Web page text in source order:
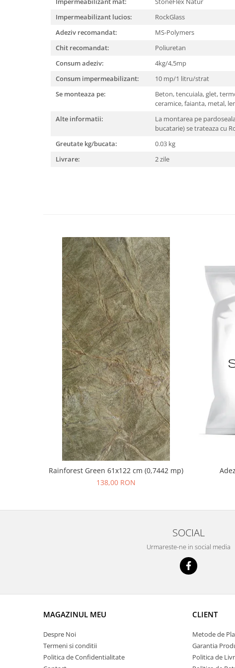
Impermeabilizant lucios:
RockGlass
Adeziv recomandat:
MS-Polymers
Chit recomandat:
Poliuretan
Consum adeziv:
4kg/4,5mp
Consum impermeabilizant:
10 mp/1 litru/strat
Se monteaza pe:
Beton, tencuiala, glet,
ceramice, faianta, metal,
Alte informatii:
La montarea pe
bucatarie) se trateaza cu
Greutate kg/bucata:
0.03 kg
Livrare:
2 zile
Rainforest Green 61x122 cm (0,7442 mp)
138,00 RON
SOCIAL
Urmareste-ne in social media
MAGAZINUL MEU
Despre Noi
Termeni si conditii
Politica de Confidentialitate
CLIENT
Metode de
Garantia
Politica de